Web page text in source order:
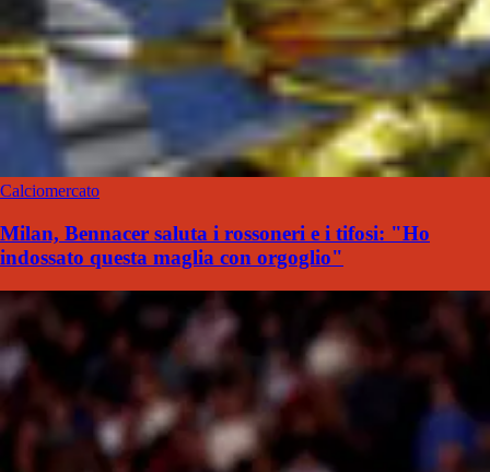
Calciomercato
Milan, Bennacer saluta i rossoneri e i tifosi: "Ho
indossato questa maglia con orgoglio"